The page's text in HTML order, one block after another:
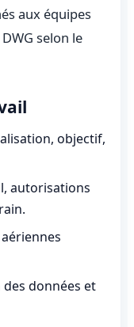
aux équipes
DWG selon le
objectif,
autorisations
données et